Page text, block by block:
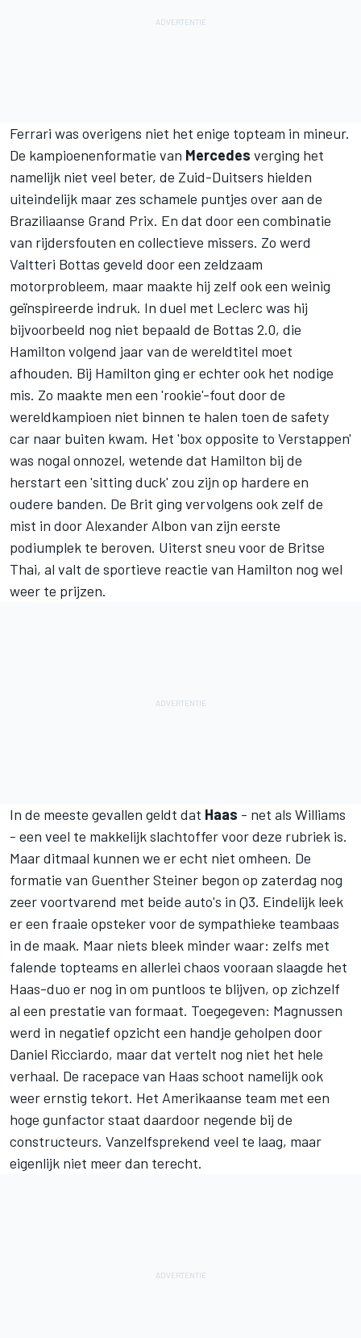
Ferrari was overigens niet het enige topteam in mineur.
De kampioenenformatie van Mercedes verging het
namelijk niet veel beter, de Zuid-Duitsers hielden
uiteindelijk maar zes schamele puntjes over aan de
Braziliaanse Grand Prix. En dat door een combinatie
van rijdersfouten en collectieve missers. Zo werd
Valtteri Bottas geveld door een zeldzaam
motorprobleem, maar maakte hij zelf ook een weinig
geïnspireerde indruk. In duel met Leclerc was hij
bijvoorbeeld nog niet bepaald de Bottas 2.0, die
Hamilton volgend jaar van de wereldtitel moet
afhouden. Bij Hamilton ging er echter ook het nodige
mis. Zo maakte men een 'rookie'-fout door de
wereldkampioen niet binnen te halen toen de safety
car naar buiten kwam. Het 'box opposite to Verstappen'
was nogal onnozel, wetende dat Hamilton bij de
herstart een 'sitting duck' zou zijn op hardere en
oudere banden. De Brit ging vervolgens ook zelf de
mist in door Alexander Albon van zijn eerste
podiumplek te beroven. Uiterst sneu voor de Britse
Thai, al valt de sportieve reactie van Hamilton nog wel
weer te prijzen.
In de meeste gevallen geldt dat Haas - net als Williams
- een veel te makkelijk slachtoffer voor deze rubriek is.
Maar ditmaal kunnen we er echt niet omheen. De
formatie van Guenther Steiner begon op zaterdag nog
zeer voortvarend met beide auto's in Q3. Eindelijk leek
er een fraaie opsteker voor de sympathieke teambaas
in de maak. Maar niets bleek minder waar: zelfs met
falende topteams en allerlei chaos vooraan slaagde het
Haas-duo er nog in om puntloos te blijven, op zichzelf
al een prestatie van formaat. Toegegeven: Magnussen
werd in negatief opzicht een handje geholpen door
Daniel Ricciardo, maar dat vertelt nog niet het hele
verhaal. De racepace van Haas schoot namelijk ook
weer ernstig tekort. Het Amerikaanse team met een
hoge gunfactor staat daardoor negende bij de
constructeurs. Vanzelfsprekend veel te laag, maar
eigenlijk niet meer dan terecht.